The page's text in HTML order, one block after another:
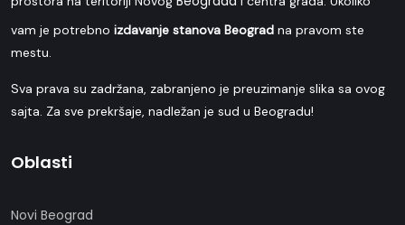
vam je potrebno izdavanje stanova Beograd na pravom ste
mestu.
Sva prava su zadržana, zabranjeno je preuzimanje slika sa ovog
sajta. Za sve prekršaje, nadležan je sud u Beogradu!
Oblasti
Novi Beograd